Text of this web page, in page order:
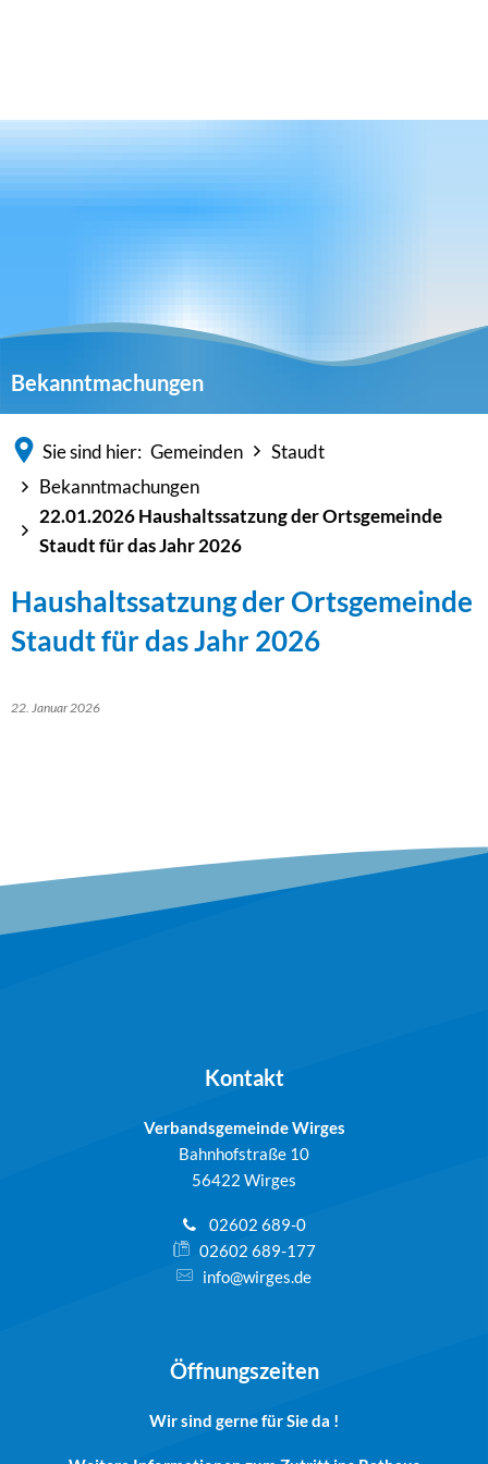
Bekanntmachungen
Sie sind hier: Gemeinden
Staudt
Bekanntmachungen
22.01.2026 Haushaltssatzung der Ortsgemeinde
Staudt für das Jahr 2026
Haushaltssatzung der Ortsgemeinde
Staudt für das Jahr 2026
22. Januar 2026
Kontakt
Verbandsgemeinde Wirges
Bahnhofstraße 10
56422 Wirges
02602 689-0
02602 689-177
info@wirges.de
Öffnungszeiten
Wir sind gerne für Sie da !